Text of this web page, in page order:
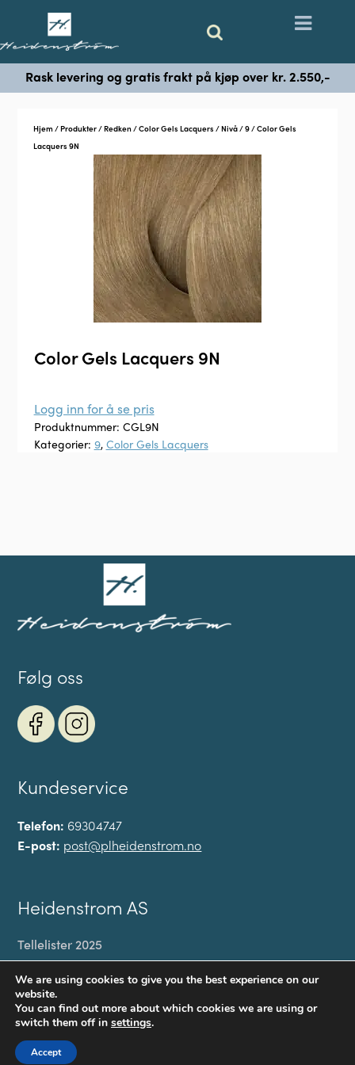
Rask levering og gratis frakt på kjøp over kr. 2.550,-
Hjem /Produkter/Redken/Color Gels Lacquers /Nivå/9/ Color Gels
Lacquers 9N
Color Gels Lacquers 9N
Logg inn for å se pris
Produktnummer: CGL9N
Kategorier: 9, Color Gels Lacquers
Følg oss
Kundeservice
Telefon: 69304747
E-post: post@plheidenstrom.no
Heidenstrom AS
Tellelister 2025
Til kassen
Handlekurv
Personvernerklæring
We are using cookies to give you the best experience on our
website.
You can find out more about which cookies we are using or
switch them off in settings.
Accept